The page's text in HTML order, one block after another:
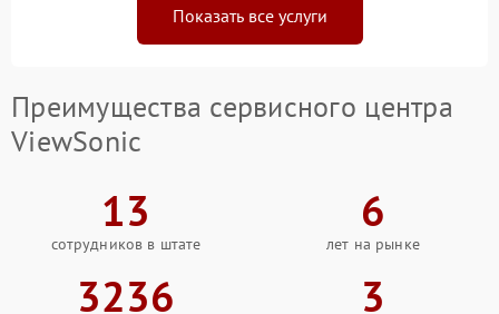
Показать все услуги
Преимущества сервисного центра
ViewSonic
13
сотрудников в штате
6
лет на рынке
3236 3